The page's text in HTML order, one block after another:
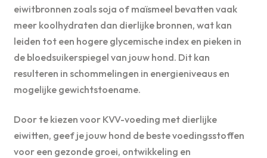
eiwitbronnen zoals soja of maïsmeel bevatten vaak
meer koolhydraten dan dierlijke bronnen, wat kan
leiden tot een hogere glycemische index en pieken in
de bloedsuikerspiegel van jouw hond. Dit kan
resulteren in schommelingen in energieniveaus en
mogelijke gewichtstoename.
Door te kiezen voor KVV-voeding met dierlijke
eiwitten, geef je jouw hond de beste voedingsstoffen
voor een gezonde groei, ontwikkeling en